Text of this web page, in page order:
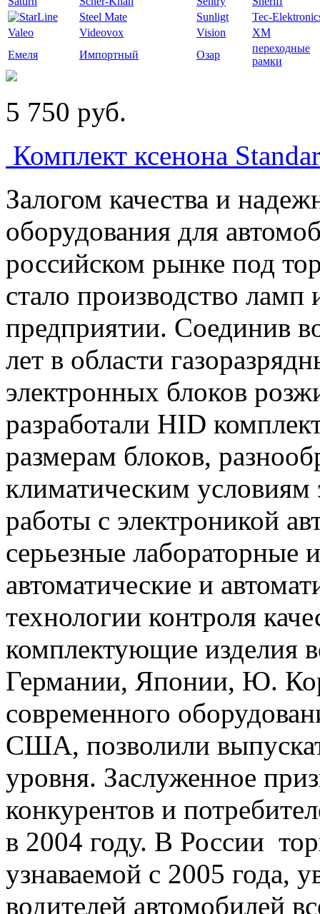
Steel Mate
Sunligt
Tec-
Valeo
Videovox Vision
XM
Емеля
Импортный Озар
переходные
рамки
5 750 pуб.
Комплект ксенона
Залогом качества и
оборудования для
российском рынке под
стало производство
предприятии. Соединив
лет в области
электронных блоков
разработали HID
размерам блоков,
климатическим условиям
работы с электроникой
серьезные лабораторные
автоматические и
технологии контроля
комплектующие изделия
Германии, Японии, Ю.
современного
США, позволили
уровня. Заслуженное
конкурентов и
в 2004 году. В России
узнаваемой с 2005 года,
водителей автомобилей